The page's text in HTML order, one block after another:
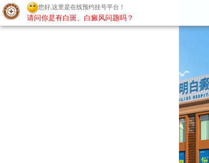
您好,这里是在线预约挂号平台！
请问你是有白斑、白癜风问题吗？